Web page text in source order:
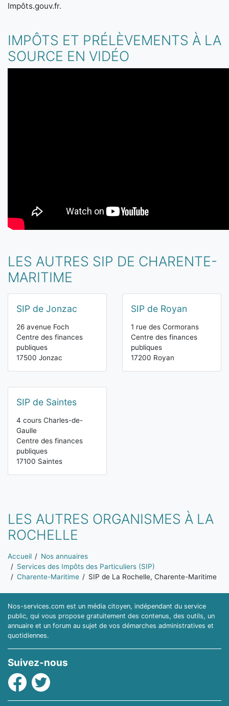
Impôts.gouv.fr.
IMPÔTS ET PRÉLÈVEMENTS À LA
SOURCE EN VIDÉO
LES AUTRES SIP DE CHARENTE-
MARITIME
SIP de Jonzac
26 avenue Foch
Centre des finances
publiques
17500 Jonzac
SIP de Royan
1 rue des Cormorans
Centre des finances
publiques
17200 Royan
SIP de Saintes
4 cours Charles-de-
Gaulle
Centre des finances
publiques
17100 Saintes
LES AUTRES ORGANISMES À LA
ROCHELLE
Vous êtes ici:
Accueil
Nos annuaires
Services des Impôts des Particuliers (SIP)
Charente-Maritime
SIP de La Rochelle, Charente-Maritime
Nos-services.com est un média citoyen, indépendant du service
public, qui vous propose gratuitement des contenus, des outils, un
annuaire et un forum au sujet de vos démarches administratives et
quotidiennes.
Suivez-nous
Facebook
Twitter